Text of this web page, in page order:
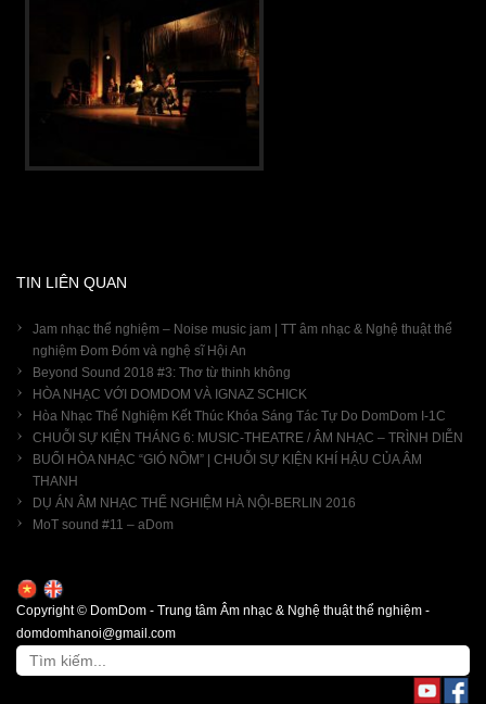
TIN LIÊN QUAN
Jam nhạc thể nghiệm – Noise music jam | TT âm nhạc & Nghệ thuật thể
nghiệm Đom Đóm và nghệ sĩ Hội An
Beyond Sound 2018 #3: Thơ từ thinh không
HÒA NHẠC VỚI DOMDOM VÀ IGNAZ SCHICK
Hòa Nhạc Thể Nghiệm Kết Thúc Khóa Sáng Tác Tự Do DomDom I-1C
CHUỖI SỰ KIỆN THÁNG 6: MUSIC-THEATRE / ÂM NHẠC – TRÌNH DIỄN
BUỔI HÒA NHẠC “GIÓ NỒM” | CHUỖI SỰ KIỆN KHÍ HẬU CỦA ÂM
THANH
DỤ ÁN ÂM NHẠC THỂ NGHIỆM HÀ NỘI-BERLIN 2016
MoT sound #11 – aDom
Copyright © DomDom - Trung tâm Âm nhạc & Nghệ thuật thể nghiệm -
domdomhanoi@gmail.com